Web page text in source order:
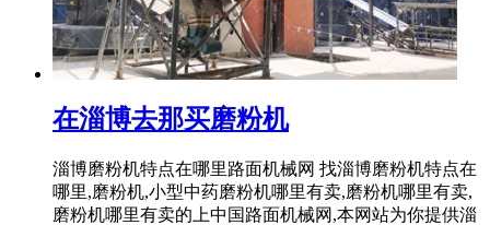
在淄博去那买磨粉机
淄博磨粉机特点在哪里路面机械网 找淄博磨粉机特点在
哪里,磨粉机,小型中药磨粉机哪里有卖,磨粉机哪里有卖,
磨粉机哪里有卖的上中国路面机械网,本网站为你提供淄